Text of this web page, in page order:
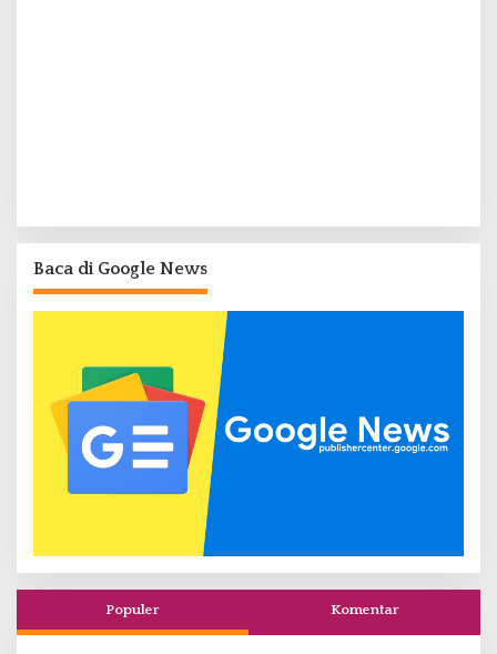
Baca di Google News
Populer Komentar